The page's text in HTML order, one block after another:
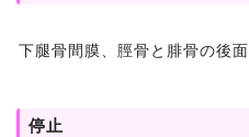
下腿骨間膜、脛骨と腓骨の後面
停止